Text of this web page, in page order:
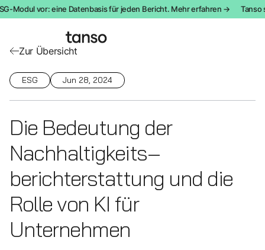
Modul vor: eine Datenbasis für jeden Bericht. Mehr erfahren → Tanso
Zur Übersicht
ESG Jun 28, 2024
Die Bedeutung der
Nachhaltigkeits­
berichterstattung und die
Rolle von KI für
Unternehmen